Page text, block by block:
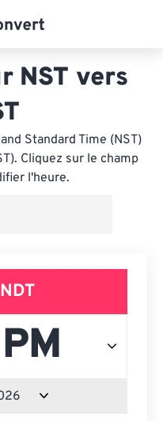
NST vers
Standard Time (NST)
Cliquez sur le champ
l'heure.